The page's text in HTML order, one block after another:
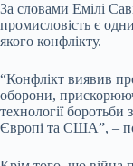
За словами Емілі
промисловість є
якого конфлікту.
“Конфлікт виявив
оборони,
технології боротьби
Європі та США”, –